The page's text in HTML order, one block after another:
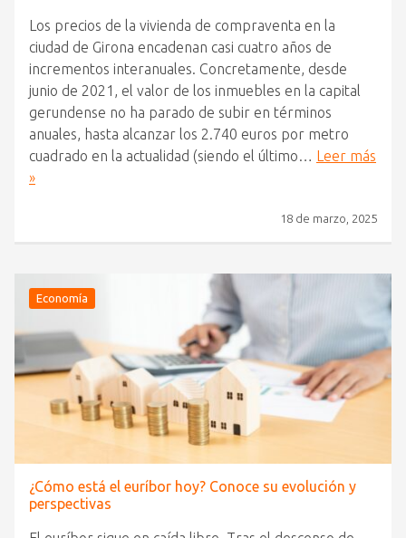
Los precios de la vivienda de compraventa en la
ciudad de Girona encadenan casi cuatro años de
incrementos interanuales. Concretamente, desde
junio de 2021, el valor de los inmuebles en la capital
gerundense no ha parado de subir en términos
anuales, hasta alcanzar los 2.740 euros por metro
cuadrado en la actualidad (siendo el último…
Leer más
»
18 de marzo, 2025
Economía
¿Cómo está el euríbor hoy? Conoce su evolución y
perspectivas